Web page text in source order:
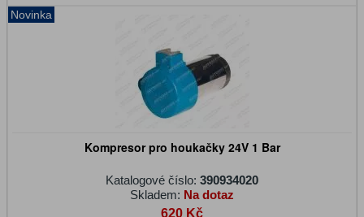
Novinka
Kompresor pro houkačky 24V 1 Bar
Katalogové číslo: 390934020
Skladem: Na dotaz
620 Kč